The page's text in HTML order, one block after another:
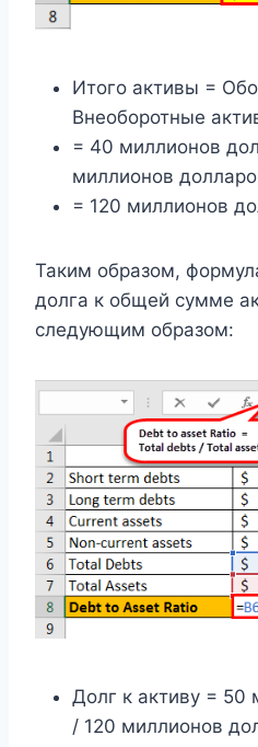
Итого активы =
Внеоборотные
= 40 миллионов
миллионов
= 120 миллионов
Таким образом,
долга к общей сумме
следующим образом:
Долг к активу = 50
/ 120 миллионов